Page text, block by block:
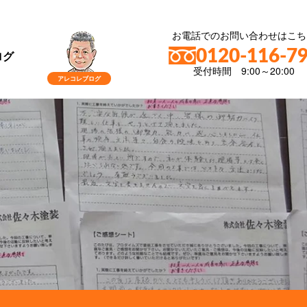
お電話でのお問い合わせはこ
0120-116-
受付時間 9:00～20:00